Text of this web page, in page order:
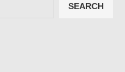
SEARCH